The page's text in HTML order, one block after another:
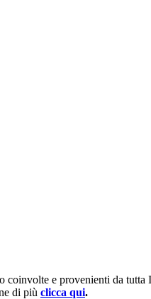
coinvolte e provenienti da
di più clicca qui.